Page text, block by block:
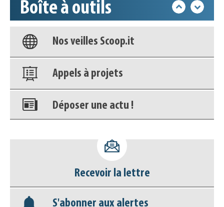
Boîte à outils
Base documentaire
Nos veilles Scoop.it
Appels à projets
Déposer une actu !
déconnecter)
Base documentaire
Nos veilles Scoop.it
Recevoir la lettre